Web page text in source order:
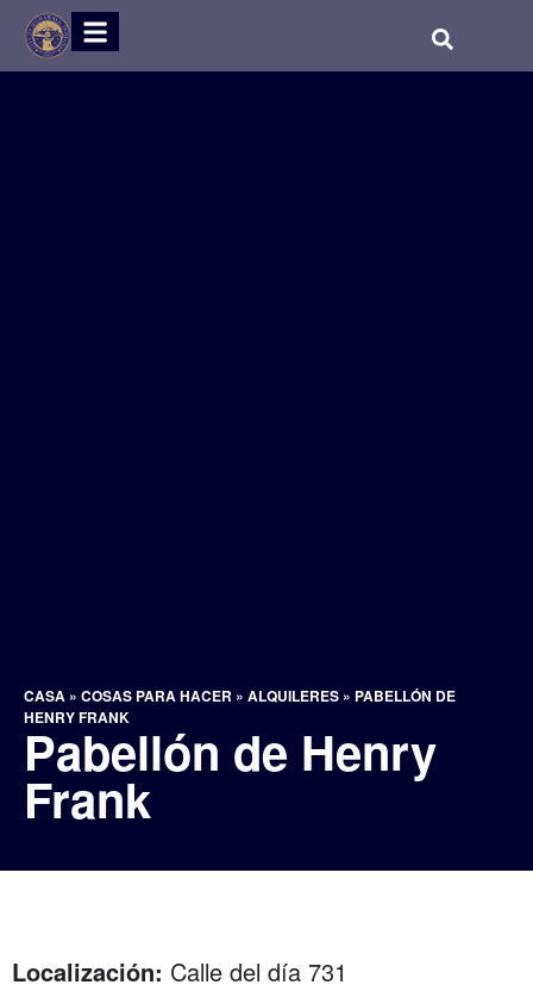
CASA » COSAS PARA HACER » ALQUILERES » PABELLÓN DE
HENRY FRANK
Pabellón de Henry
Frank
Localización: Calle del día 731